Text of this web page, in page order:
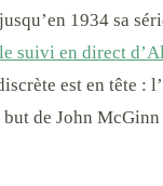
1934 sa
suivi en direct
est en tête :
de John McGinn